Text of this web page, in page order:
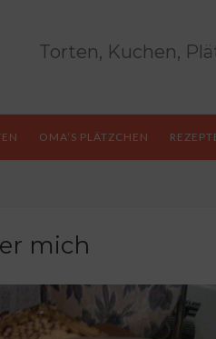
Torten, Kuchen,
OMA’S PLÄTZCHEN
mich